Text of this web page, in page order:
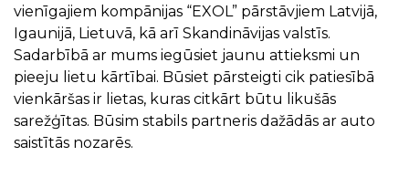
vienīgajiem kompānijas “EXOL” pārstāvjiem Latvijā,
Igaunijā, Lietuvā, kā arī Skandināvijas valstīs.
Sadarbībā ar mums iegūsiet jaunu attieksmi un
pieeju lietu kārtībai. Būsiet pārsteigti cik patiesībā
vienkāršas ir lietas, kuras citkārt būtu likušās
sarežģītas. Būsim stabils partneris dažādās ar auto
saistītās nozarēs.